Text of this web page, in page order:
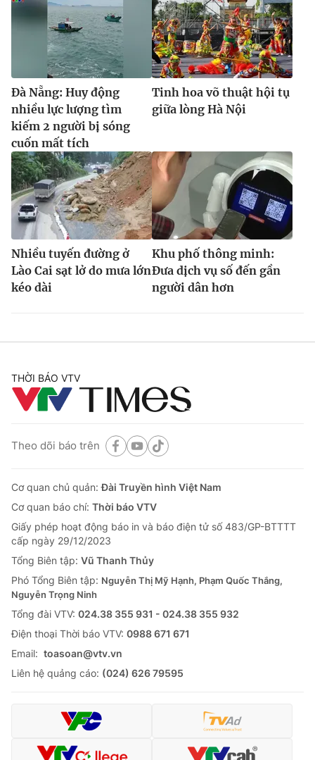
Đà Nẵng: Huy động
nhiều lực lượng tìm
kiếm 2 người bị sóng
cuốn mất tích
Tinh hoa võ thuật hội tụ
giữa lòng Hà Nội
Nhiều tuyến đường ở
Lào Cai sạt lở do mưa lớn
kéo dài
Khu phố thông minh:
Đưa dịch vụ số đến gần
người dân hơn
THỜI BÁO VTV
Theo dõi báo trên
Cơ quan chủ quản:Đài Truyền hình Việt Nam
Cơ quan báo chí: Thời báo VTV
Giấy phép hoạt động báo in và báo điện tử số 483/GP-BTTTT
cấp ngày 29/12/2023
Tổng Biên tập: Vũ Thanh Thủy
Phó Tổng Biên tập: Nguyễn Thị Mỹ Hạnh, Phạm Quốc Thắng,
Nguyễn Trọng Ninh
Tổng đài VTV: 024.38 355 931 - 024.38 355 932
Ðiện thoại Thời báo VTV: 0988 671 671
Email: toasoan@vtv.vn
Liên hệ quảng cáo: (024) 626 79595